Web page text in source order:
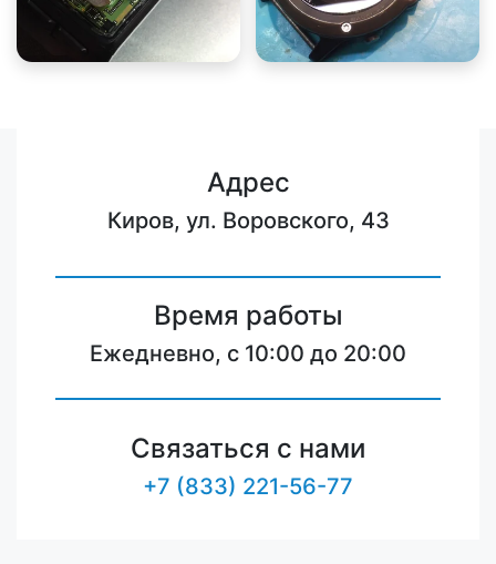
Адрес
Киров, ул. Воровского, 43
Время работы
Ежедневно, с 10:00 до 20:00
Связаться с нами
+7 (833) 221-56-77